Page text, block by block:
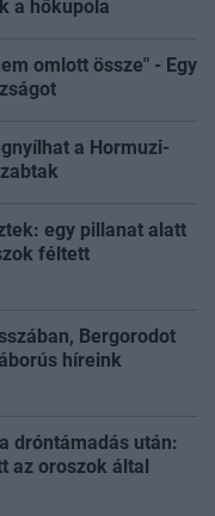
a hőkupola
omlott össze" - Egy
a Hormuzi-
egy pillanat alatt
féltett
Bergorodot
híreink
dróntámadás után:
az oroszok által